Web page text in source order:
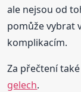
ale nejsou od
pomůže vybrat
komplikacím.
Za přečtení
gelech.